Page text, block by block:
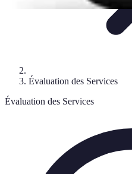
Évaluation des Services
Évaluation des Services